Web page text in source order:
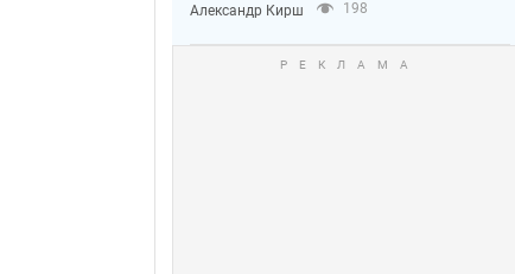
требовательной трусости
Александр Кирш 198